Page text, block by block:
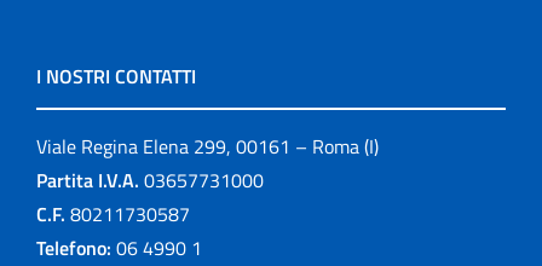
I NOSTRI CONTATTI
Viale Regina Elena 299, 00161 – Roma (I)
Partita I.V.A. 03657731000
C.F. 80211730587
Telefono: 06 4990 1